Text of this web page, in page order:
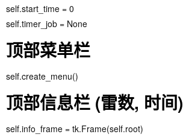
self.start_time = 0
self.timer_job = None
顶部菜单栏
self.create_menu()
顶部信息栏 (雷数, 时间)
self.info_frame = tk.Frame(self.root)